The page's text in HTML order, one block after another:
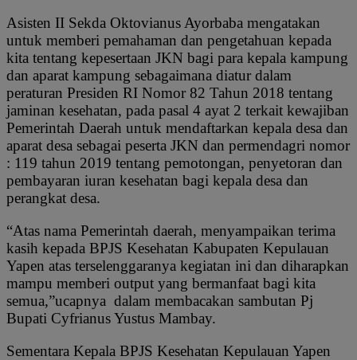
Asisten II Sekda Oktovianus Ayorbaba mengatakan
untuk memberi pemahaman dan pengetahuan kepada
kita tentang kepesertaan JKN bagi para kepala kampung
dan aparat kampung sebagaimana diatur dalam
peraturan Presiden RI Nomor 82 Tahun 2018 tentang
jaminan kesehatan, pada pasal 4 ayat 2 terkait kewajiban
Pemerintah Daerah untuk mendaftarkan kepala desa dan
aparat desa sebagai peserta JKN dan permendagri nomor
: 119 tahun 2019 tentang pemotongan, penyetoran dan
pembayaran iuran kesehatan bagi kepala desa dan
perangkat desa.
“Atas nama Pemerintah daerah, menyampaikan terima
kasih kepada BPJS Kesehatan Kabupaten Kepulauan
Yapen atas terselenggaranya kegiatan ini dan diharapkan
mampu memberi output yang bermanfaat bagi kita
semua,”ucapnya dalam membacakan sambutan Pj
Bupati Cyfrianus Yustus Mambay.
Sementara Kepala BPJS Kesehatan Kepulauan Yapen